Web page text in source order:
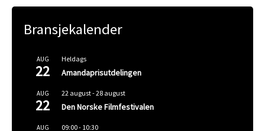
Bransjekalender
AUG
22
Heldags
Amandaprisutdelingen
AUG
22
22 august-28 august
Den Norske Filmfestivalen
AUG 09:00- 10:30